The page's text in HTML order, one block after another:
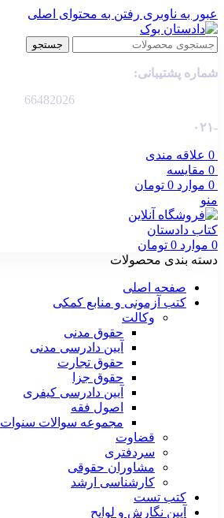
عبور به ناوبری رفتن به محتوای اصلی
جستجو
شماره پشتیبانی:
66482026
-۰۲۱
0 علاقه مندی
0 مقایسه
0 موارد 0 تومان
منو
0 موارد 0 تومان
دسته بندی محصولات
صفحه اصلی
کتب آزمونی و منابع کمکی
وکالت
حقوق مدنی
آیین دادرسی مدنی
حقوق تجارت
حقوق جزا
آیین دادرسی کیفری
اصول فقه
مجموعه سوالات سنوات
قضاوت
سردفتری
مشاوران حقوقی
کارشناسی ارشد
کتب تست
آیین نگارش و لوایح